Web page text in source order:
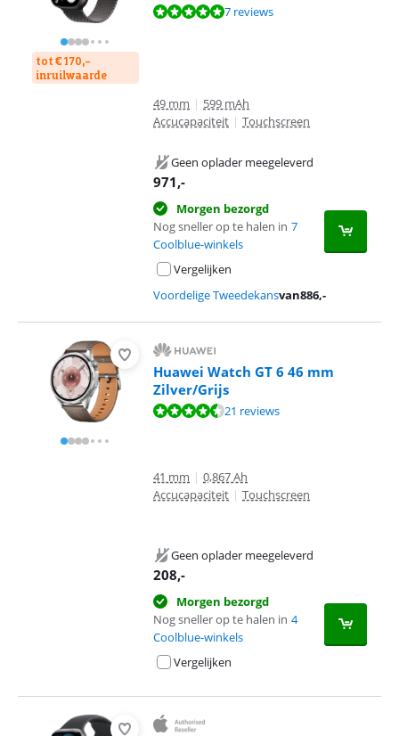
tot € 170,-
inruilwaarde
Beoordeling is 9,7 van de 10, gebaseerd op 7 reviews.
7 reviews
49 mm | 599 mAh
Accucapaciteit | Touchscreen
Geen oplader meegeleverd
971,-
Morgen bezorgd
Nog sneller op te halen in 7
Coolblue-winkels
Vergelijken
Voordelige Tweedekansvan886,-
Huawei Watch GT 6 46 mm
Zilver/Grijs
Beoordeling is 9,3 van de 10, gebaseerd op 21 reviews.
21 reviews
41 mm | 0,867 Ah
Accucapaciteit | Touchscreen
Geen oplader meegeleverd
208,-
Morgen bezorgd
Nog sneller op te halen in 4
Coolblue-winkels
Vergelijken